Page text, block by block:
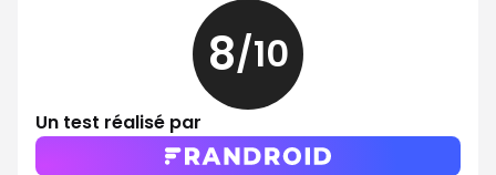
8/10
10
Un test réalisé par